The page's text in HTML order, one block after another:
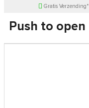
Gratis Verzending*
Push to open